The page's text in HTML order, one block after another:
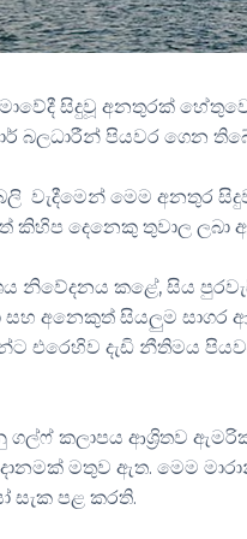
සිදුවූ අනතුරක්
බලධාරීන් පියවර ගෙන
වැදීමෙන් මෙම අනතුර
දෙනෙකු තුවාල ලබා
නිවේදනය කළේ, සිය
සහ අනෙකුත් සියලුම සාගර
දැඩි නීතිමය
ගල්ෆ් කලාපය ආශ්‍රිතව
මතුව ඇත. මෙම
පළ කරති.